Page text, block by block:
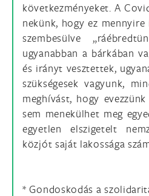
következményeket. A
nekünk, hogy ez
szembesülve
ugyanabban a bárkában
és irányt vesztettek,
szükségesek vagyunk,
meghívást, hogy
sem menekülhet meg
egyetlen elszigetelt
közjót saját lakossága
* Gondoskodás a